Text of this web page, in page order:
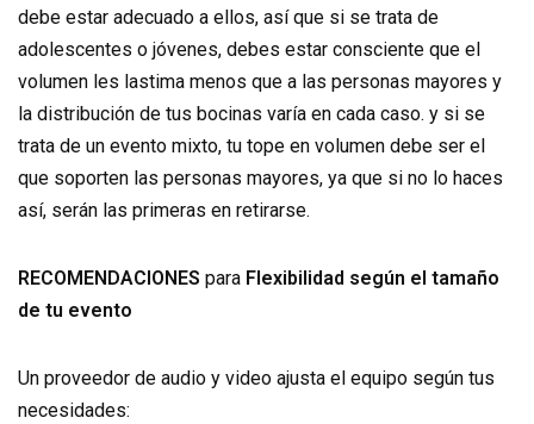
debe estar adecuado a ellos, así que si se trata de
adolescentes o jóvenes, debes estar consciente que el
volumen les lastima menos que a las personas mayores y
la distribución de tus bocinas varía en cada caso. y si se
trata de un evento mixto, tu tope en volumen debe ser el
que soporten las personas mayores, ya que si no lo haces
así, serán las primeras en retirarse.
RECOMENDACIONES para Flexibilidad según el tamaño
de tu evento
Un proveedor de audio y video ajusta el equipo según tus
necesidades: